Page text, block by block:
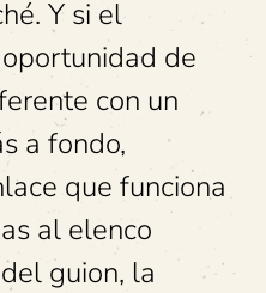
Y si el
de
con un
a fondo,
que funciona
al elenco
guion, la